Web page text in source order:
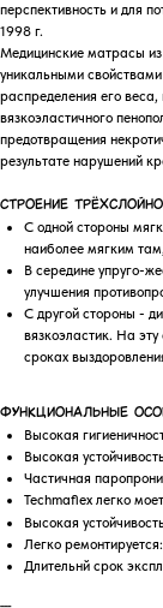
перспективность и для
1998 г.
Медицинские матрасы из
уникальными
распределения его
вязкоэластичного
предотвращения
результате нарушений
Строение
С одной стороны
наиболее мягким
В середине упруго-
улучшения
С другой стороны -
вязкоэластик. На
сроках
Функциональные
Высокая
Высокая
Частичная
Techmaflex легко
Высокая
Легко
Длительнй срок